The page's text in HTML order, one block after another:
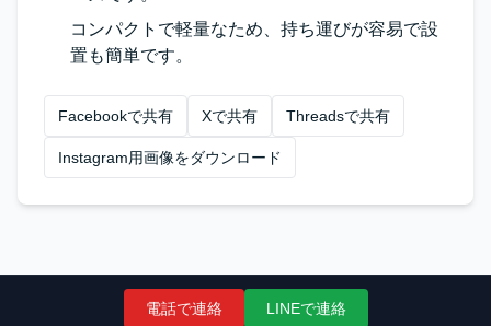
コンパクトで軽量なため、持ち運びが容易で設
置も簡単です。
Facebookで共有 Xで共有 Threadsで共有
Instagram用画像をダウンロード
電話で連絡 LINEで連絡